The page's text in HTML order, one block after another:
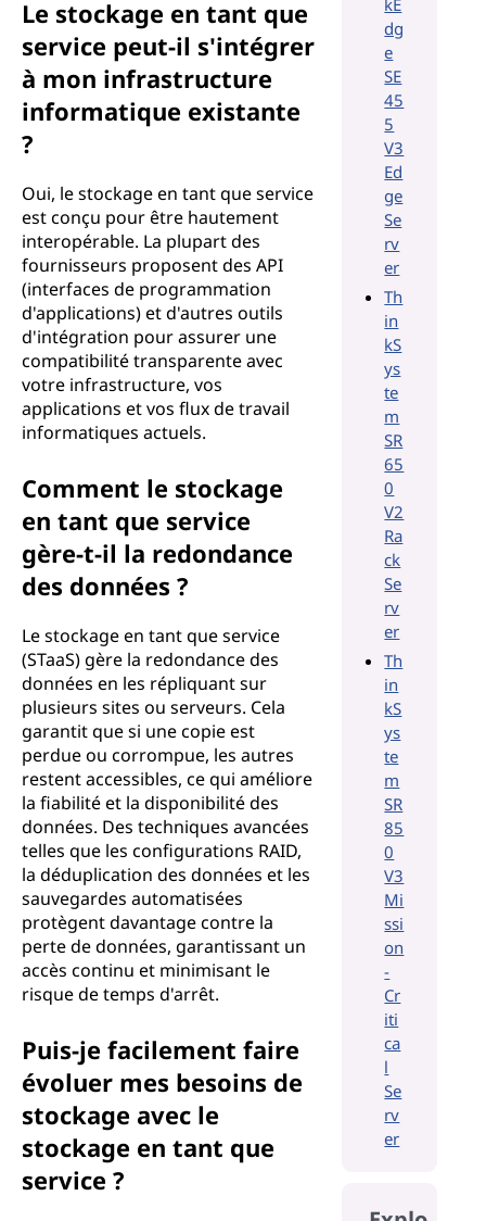
Le stockage en tant que
service peut-il s'intégrer
à mon infrastructure
informatique existante
?
Oui, le stockage en tant que service
est conçu pour être hautement
interopérable. La plupart des
fournisseurs proposent des API
(interfaces de programmation
d'applications) et d'autres outils
d'intégration pour assurer une
compatibilité transparente avec
votre infrastructure, vos
applications et vos flux de travail
informatiques actuels.
Comment le stockage
en tant que service
gère-t-il la redondance
des données ?
Le stockage en tant que service
(STaaS) gère la redondance des
données en les répliquant sur
plusieurs sites ou serveurs. Cela
garantit que si une copie est
perdue ou corrompue, les autres
restent accessibles, ce qui améliore
la fiabilité et la disponibilité des
données. Des techniques avancées
telles que les configurations RAID,
la déduplication des données et les
sauvegardes automatisées
protègent davantage contre la
perte de données, garantissant un
accès continu et minimisant le
risque de temps d'arrêt.
Puis-je facilement faire
évoluer mes besoins de
stockage avec le
stockage en tant que
service ?
kE
dg
e
SE
45
5
V3
Ed
ge
Se
rv
er
Th
in
kS
ys
te
m
SR
65
0
V2
Ra
ck
Se
rv
er
Th
in
kS
ys
te
m
SR
85
0
V3
Mi
ssi
on
-
Cr
iti
ca
l
Se
rv
er